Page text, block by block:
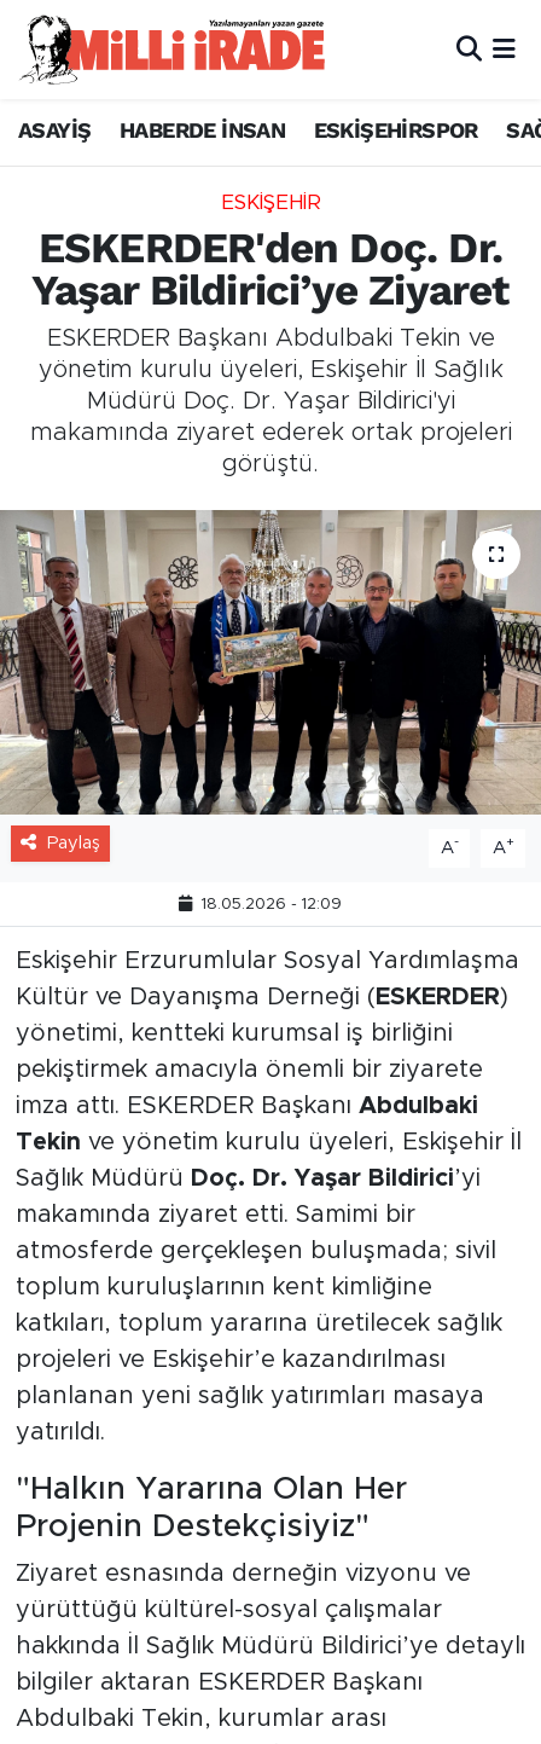
ASAYİŞ HABERDE İNSAN ESKİŞEHİRSPOR
ESKİŞEHİR
ESKERDER'den Doç. Dr.
Yaşar Bildirici’ye Ziyaret
ESKERDER Başkanı Abdulbaki Tekin ve
yönetim kurulu üyeleri, Eskişehir İl Sağlık
Müdürü Doç. Dr. Yaşar Bildirici'yi
makamında ziyaret ederek ortak projeleri
görüştü.
Paylaş A- A+
18.05.2026 - 12:09
Eskişehir Erzurumlular Sosyal Yardımlaşma
Kültür ve Dayanışma Derneği ( ESKERDER)
yönetimi, kentteki kurumsal iş birliğini
pekiştirmek amacıyla önemli bir ziyarete
imza attı. ESKERDER Başkanı Abdulbaki
Tekin ve yönetim kurulu üyeleri, Eskişehir İl
Sağlık Müdürü Doç. Dr. Yaşar Bildirici’yi
makamında ziyaret etti. Samimi bir
atmosferde gerçekleşen buluşmada; sivil
toplum kuruluşlarının kent kimliğine
katkıları, toplum yararına üretilecek sağlık
projeleri ve Eskişehir’e kazandırılması
planlanan yeni sağlık yatırımları masaya
yatırıldı.
"Halkın Yararına Olan Her
Projenin Destekçisiyiz"
Ziyaret esnasında derneğin vizyonu ve
yürüttüğü kültürel-sosyal çalışmalar
hakkında İl Sağlık Müdürü Bildirici’ye detaylı
bilgiler aktaran ESKERDER Başkanı
Abdulbaki Tekin, kurumlar arası